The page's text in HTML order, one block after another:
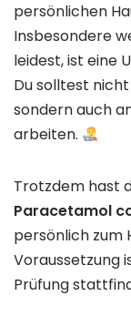
persönlichen
Insbesondere
leidest, ist eine
Du solltest
sondern auch
arbeiten.
Trotzdem hast
Paracetamol
persönlich zum
Voraussetzung
Prüfung